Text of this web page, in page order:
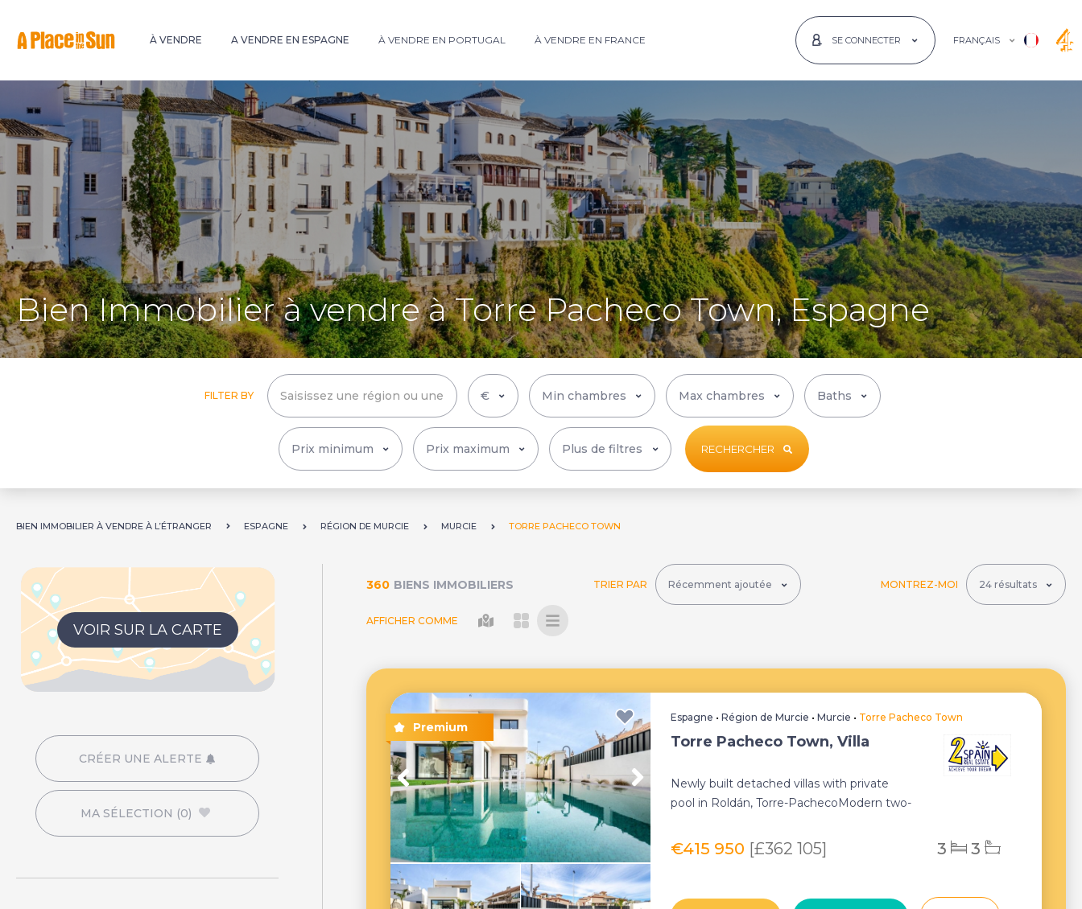
À VENDRE A VENDRE EN ESPAGNE À VENDRE EN PORTUGAL À VENDRE EN FRANCE SE CONNECTER FRANÇAIS
Bien Immobilier à vendre à Torre Pacheco Town, Espagne
FILTER BY
Plus de filtres RECHERCHER
BIEN IMMOBILIER À VENDRE À L’ÉTRANGER ESPAGNE RÉGION DE MURCIE MURCIE TORRE PACHECO TOWN
VOIR SUR LA CARTE
CRÉER UNE ALERTE
MA SÉLECTION (0)
360 BIENS IMMOBILIERS TRIER PAR MONTREZ-MOI
AFFICHER COMME
Espagne •Région de Murcie •Murcie • Torre Pacheco Town
Torre Pacheco Town, Villa
Newly built detached villas with private
pool in Roldán, Torre-PachecoModern two-
€415 950 [£362 105] 3 3